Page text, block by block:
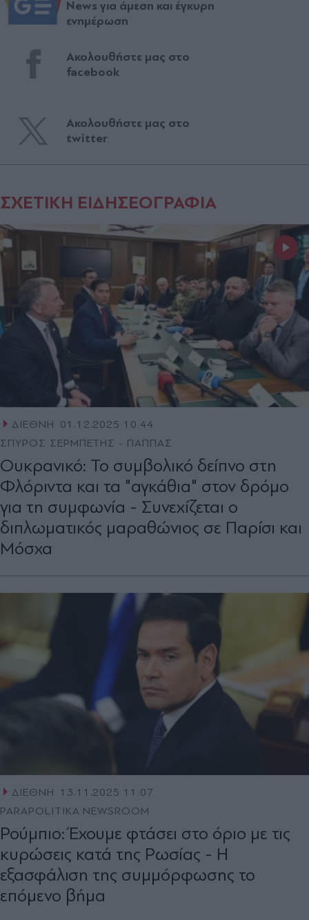
News για άμεση και έγκυρη
ενημέρωση
Ακολουθήστε μας στο
facebook
Ακολουθήστε μας στο
twitter
ΣΧΕΤΙΚΗ ΕΙΔΗΣΕΟΓΡΑΦΙΑ
ΔΙΕΘΝΗ
01.12.2025 10:44
ΣΠΥΡΟΣ ΣΕΡΜΠΕΤΗΣ - ΠΑΠΠΑΣ
Ουκρανικό: Το συμβολικό δείπνο στη
Φλόριντα και τα "αγκάθια" στον δρόμο
για τη συμφωνία - Συνεχίζεται ο
διπλωματικός μαραθώνιος σε Παρίσι και
Μόσχα
ΔΙΕΘΝΗ
13.11.2025 11:07
PARAPOLITIKA NEWSROOM
Ρούμπιο: Έχουμε φτάσει στο όριο με τις
κυρώσεις κατά της Ρωσίας - Η
εξασφάλιση της συμμόρφωσης το
επόμενο βήμα